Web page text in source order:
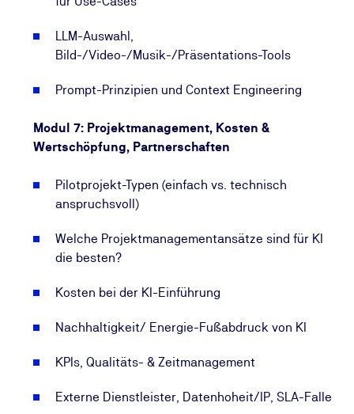
LLM-Auswahl,
Bild-/Video-/Musik-/Präsentations-Tools
Prompt-Prinzipien und Context Engineering
Modul 7: Projektmanagement, Kosten &
Wertschöpfung, Partnerschaften
Pilotprojekt-Typen (einfach vs. technisch
anspruchsvoll)
Welche Projektmanagementansätze sind für KI
die besten?
Kosten bei der KI-Einführung
Nachhaltigkeit/ Energie-Fußabdruck von KI
KPIs, Qualitäts- & Zeitmanagement
Externe Dienstleister, Datenhoheit/IP, SLA-Falle